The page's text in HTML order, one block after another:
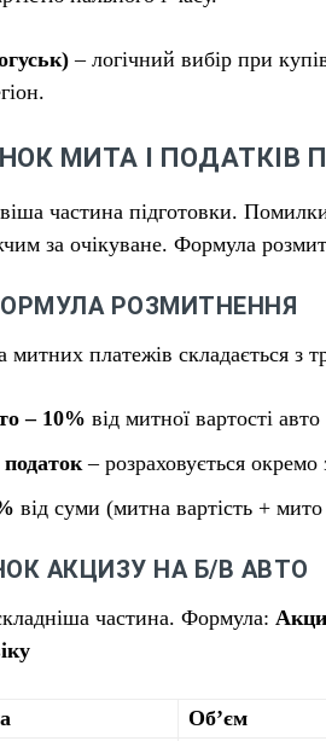
– логічний вибір при
МИТА І ПОДАТКІВ
частина підготовки.
за очікуване. Формула
РОЗМИТНЕННЯ
митних платежів складається з
– 10% від митної вартості авто
– розраховується
від суми (митна вартість +
АКЦИЗУ НА Б/В АВТО
частина. Формула:
Об’єм